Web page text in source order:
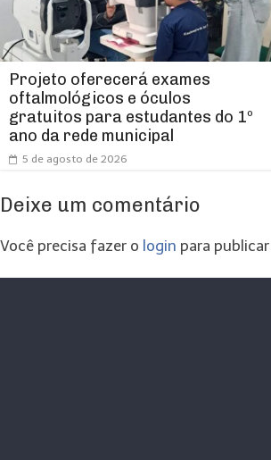
Projeto oferecerá exames
oftalmológicos e óculos
gratuitos para estudantes do 1º
ano da rede municipal
5 de agosto de 2026
Deixe um comentário
Você precisa fazer o login para